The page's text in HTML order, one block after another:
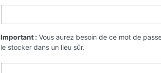
Important : Vous aurez besoin de ce mot de
le stocker dans un lieu sûr.